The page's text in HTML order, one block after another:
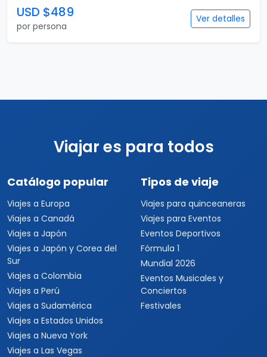
USD $489
por persona
Ver detalles
Viajar es para todos
Catálogo popular
Viajes a Europa
Viajes a Canadá
Viajes a Japón
Viajes a Japón y Corea del
Sur
Viajes a Colombia
Viajes a Perú
Viajes a Sudamérica
Viajes a Estados Unidos
Viajes a Nueva York
Viajes a Las Vegas
Tipos de viaje
Viajes para quinceaneras
Viajes para Eventos
Eventos Deportivos
Fórmula 1
Mundial 2026
Eventos Musicales y
Conciertos
Festivales